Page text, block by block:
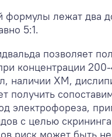
формулы лежат два
5:1.
позволяет
концентрации
наличии ХМ,
получить
электрофореза,
с целью